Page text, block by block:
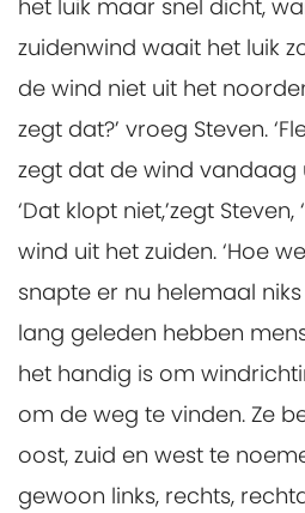
het luik maar snel dicht,
zuidenwind waait het luik
de wind niet uit het
zegt dat?’ vroeg Steven.
zegt dat de wind vandaag
‘Dat klopt niet,’zegt
wind uit het zuiden. ‘Hoe
snapte er nu helemaal niks
lang geleden hebben
het handig is om
om de weg te vinden. Ze
oost, zuid en west te
gewoon links, rechts,